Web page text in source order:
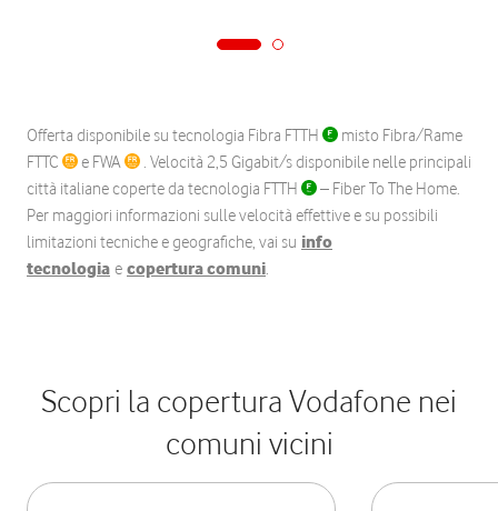
Offerta disponibile su tecnologia Fibra FTTH
misto Fibra/Rame
FTTC
e FWA
. Velocità 2,5 Gigabit/s disponibile nelle principali
città italiane coperte da tecnologia FTTH
– Fiber To The Home.
Per maggiori informazioni sulle velocità effettive e su possibili
limitazioni tecniche e geografiche, vai su info
tecnologia e copertura comuni.
Scopri la copertura Vodafone nei
comuni vicini